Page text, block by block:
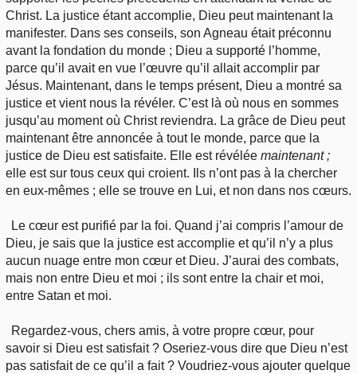
Christ. La justice étant accomplie, Dieu peut maintenant la
manifester. Dans ses conseils, son Agneau était préconnu
avant la fondation du monde ; Dieu a supporté l’homme,
parce qu’il avait en vue l’œuvre qu’il allait accomplir par
Jésus. Maintenant, dans le temps présent, Dieu a montré sa
justice et vient nous la révéler. C’est là où nous en sommes
jusqu’au moment où Christ reviendra. La grâce de Dieu peut
maintenant être annoncée à tout le monde, parce que la
justice de Dieu est satisfaite. Elle est révélée maintenant ;
elle est sur tous ceux qui croient. Ils n’ont pas à la chercher
en eux-mêmes ; elle se trouve en Lui, et non dans nos cœurs.
Le cœur est purifié par la foi. Quand j’ai compris l’amour de
Dieu, je sais que la justice est accomplie et qu’il n’y a plus
aucun nuage entre mon cœur et Dieu. J’aurai des combats,
mais non entre Dieu et moi ; ils sont entre la chair et moi,
entre Satan et moi.
Regardez-vous, chers amis, à votre propre cœur, pour
savoir si Dieu est satisfait ? Oseriez-vous dire que Dieu n’est
pas satisfait de ce qu’il a fait ? Voudriez-vous ajouter quelque